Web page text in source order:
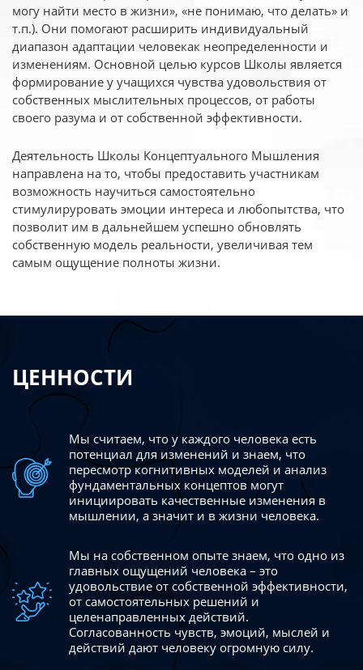
могу найти место в жизни», «не понимаю, что делать» и
т.п.). Они помогают расширить индивидуальный
диапазон адаптации человекак неопределенности и
изменениям. Основной целью курсов Школы является
формирование у учащихся чувства удовольствия от
собственных мыслительных процессов, от работы
своего разума и от собственной эффективности.
Деятельность Школы Концептуального Мышления
направлена на то, чтобы предоставить участникам
возможность научиться самостоятельно
стимулируровать эмоции интереса и любопытства, что
позволит им в дальнейшем успешно обновлять
собственную модель реальности, увеличивая тем
самым ощущение полноты жизни.
ЦЕННОСТИ
Мы считаем, что у каждого человека есть
потенциал для изменений и знаем, что
пересмотр когнитивных моделей и анализ
фундаментальных концептов могут
инициировать качественные изменения в
мышлении, а значит и в жизни человека.
Мы на собственном опыте знаем, что одно из
главных ощущений человека – это
удовольствие от собственной эффективности,
от самостоятельных решений и
целенаправленных действий.
Согласованность чувств, эмоций, мыслей и
действий дают человеку огромную силу.